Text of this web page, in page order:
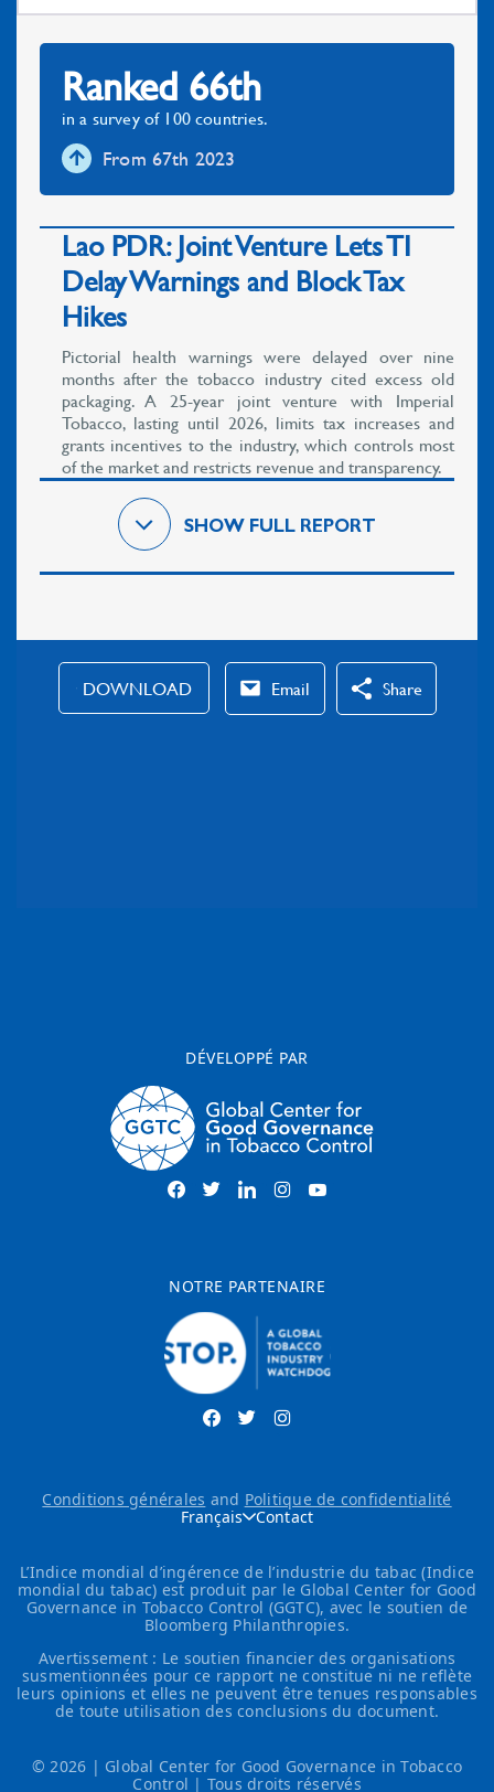
DÉVELOPPÉ PAR
NOTRE PARTENAIRE
Conditions générales and Politique de confidentialité
Français
Contact
L’Indice mondial d’ingérence de l’industrie du tabac (Indice
mondial du tabac) est produit par le Global Center for Good
Governance in Tobacco Control (GGTC), avec le soutien de
Bloomberg Philanthropies.
Avertissement : Le soutien financier des organisations
susmentionnées pour ce rapport ne constitue ni ne reflète
leurs opinions et elles ne peuvent être tenues responsables
de toute utilisation des conclusions du document.
© 2026 | Global Center for Good Governance in Tobacco
Control | Tous droits réservés